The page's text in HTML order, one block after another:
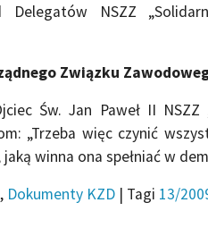
NSZZ
Związku
Św. Jan Paweł II
„Trzeba więc czynić
winna ona spełniać w
, Dokumenty KZD | Tagi 13/